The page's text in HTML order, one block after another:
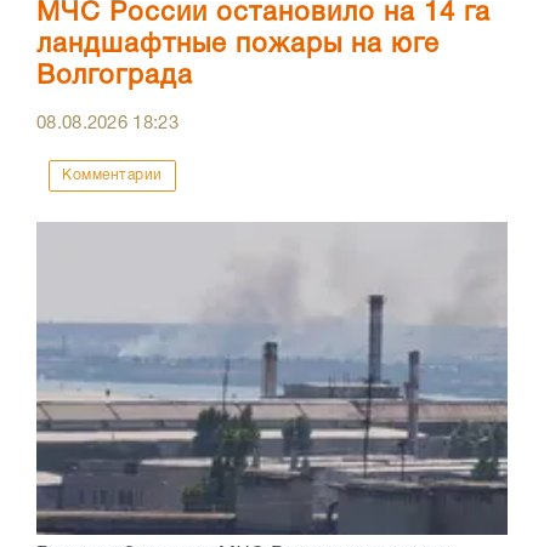
МЧС России остановило на 14 га
ландшафтные пожары на юге
Волгограда
08.08.2026 18:23
Комментарии